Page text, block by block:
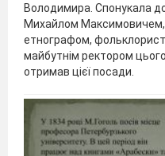
Володимира. Спонукала
Михайлом
етнографом,
майбутнім ректором
отримав цієї посади.